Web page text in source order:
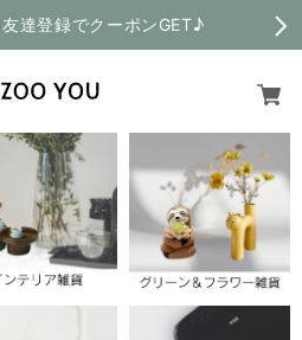
達登録でクーポンGET♪